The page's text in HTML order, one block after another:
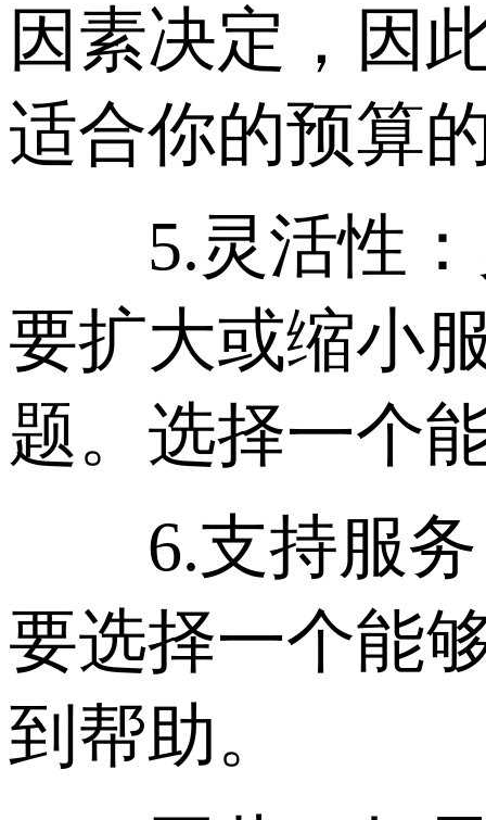
因素决定，因
适合你的预算
5.灵活性：
要扩大或缩小
题。选择一个
6.支持服务
要选择一个能
到帮助。